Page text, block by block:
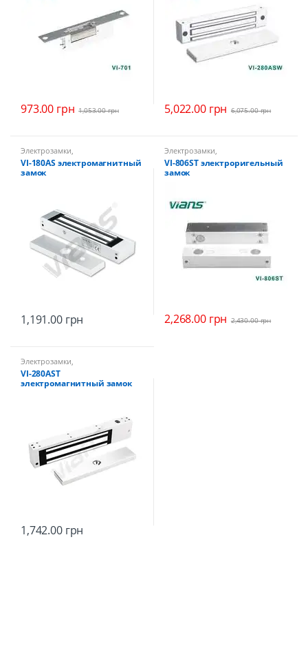
973.00 грн 1,053.00грн 5,022.00грн 6,075.00грн
Электрозамки,
Электромагнитные замки
VI-180AS электромагнитный
замок
1,191.00грн
Электрозамки,
Электроригельные замки
VI-806ST электроригельный
замок
2,268.00грн 2,430.00грн
Электрозамки
Электромагнитные замки
VI-280AST
электромагнитный замок
1,742.00грн